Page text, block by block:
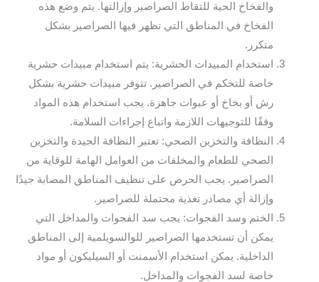
والفخاخ الحية للتقاط الصراصير وإزالتها. يتم وضع هذه
الفخاخ في المناطق التي تظهر فيها الصراصير بشكل
متكرر.
استخدام المبيدات الحشرية: يتم استخدام مبيدات حشرية
خاصة للتحكم في الصراصير. تتوفر مبيدات حشرية بشكل
رش أو بخاخ أو عبوات جاهزة. يجب استخدام هذه المواد
وفقًا للتوجيهات اللازمة واتباع إجراءات السلامة.
النظافة والتخزين الصحي: تعتبر النظافة الجيدة والتخزين
الصحي للطعام والمخلفات من العوامل الهامة للوقاية من
الصراصير. يجب الحرص على تنظيف المناطق المصابة جيدًا
وإزالة أي مصادر تغذية محتملة للصراصير.
الختم وسد الفجوات: يجب سد الفجوات والمداخل التي
يمكن أن تستخدمها الصراصير للوالسويلمية إلى المناطق
الداخلية. يمكن استخدام الأسمنت أو السيليكون أو مواد
خاصة لسد الفجوات والمداخل.